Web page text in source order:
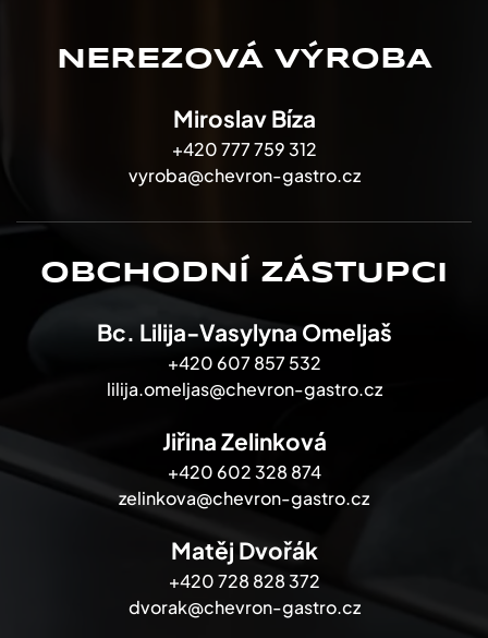
NEREZOVÁ VÝROBA
Miroslav Bíza
+420 777 759 312
vyroba@chevron-gastro.cz
OBCHODNÍ ZÁSTUPCI
Bc. Lilija-Vasylyna Omeljaš
+420 607 857 532
lilija.omeljas@chevron-gastro.cz
Jiřina Zelinková
+420 602 328 874
zelinkova@chevron-gastro.cz
Matěj Dvořák
+420 728 828 372
dvorak@chevron-gastro.cz